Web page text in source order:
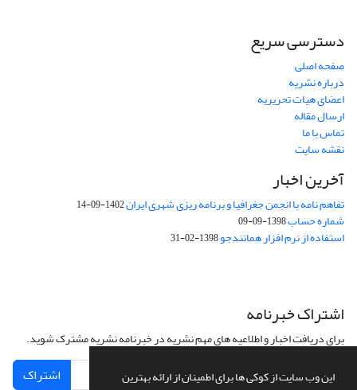
این وب سایت از کوکی ها برای اطمینان از ارائه بهترین
دسترسی سریع
صفحه اصلی
درباره نشریه
اعضای هیات تحریریه
ارسال مقاله
تماس با ما
نقشه سایت
آخرین اخبار
تفاهم نامه با انجمن جغرافیا و برنامه ریزی شهری ایران1402-09-14
شماره حساب1398-09-09
استفاده از نرم افزار همانندجو1398-02-31
اشتراک خبرنامه
برای دریافت اخبار و اطلاعیه های مهم نشریه در خبرنامه نشریه مشترک شوید.
اشتراک